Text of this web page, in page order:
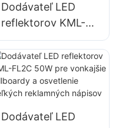
Dodávateľ LED
reflektorov KML-
FL05 150W pre
osvetlenie
parkovísk a
skladovacích
Dodávateľ LED